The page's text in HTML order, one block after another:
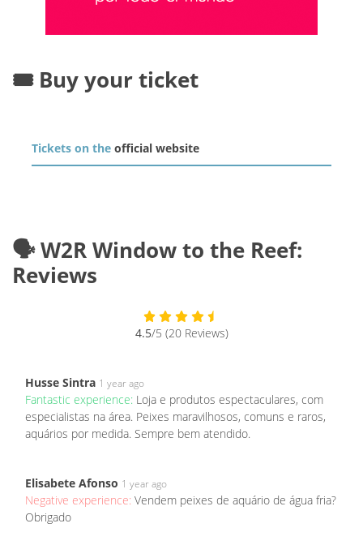
🎟️ Buy your ticket
Tickets on the official website
🗣️ W2R Window to the Reef:
Reviews
4.5/5 (20 Reviews)
Husse Sintra 1 year ago
Fantastic experience: Loja e produtos espectaculares, com
especialistas na área. Peixes maravilhosos, comuns e raros,
aquários por medida. Sempre bem atendido.
Elisabete Afonso 1 year ago
Negative experience: Vendem peixes de aquário de água fria?
Obrigado